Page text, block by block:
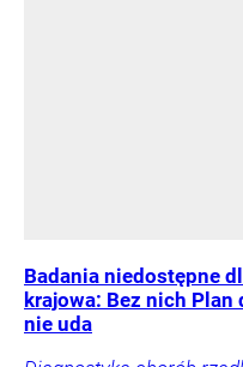
Badania niedostępne
krajowa: Bez nich Plan
nie uda